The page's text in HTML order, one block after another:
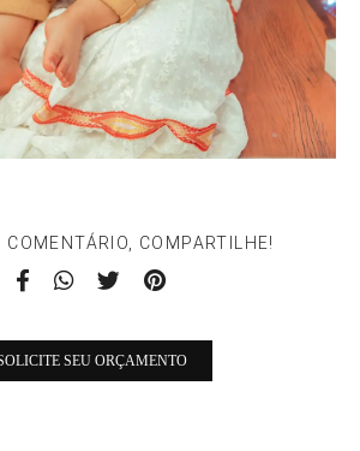
COMENTÁRIO, COMPARTILHE!
SEU ORÇAMENTO